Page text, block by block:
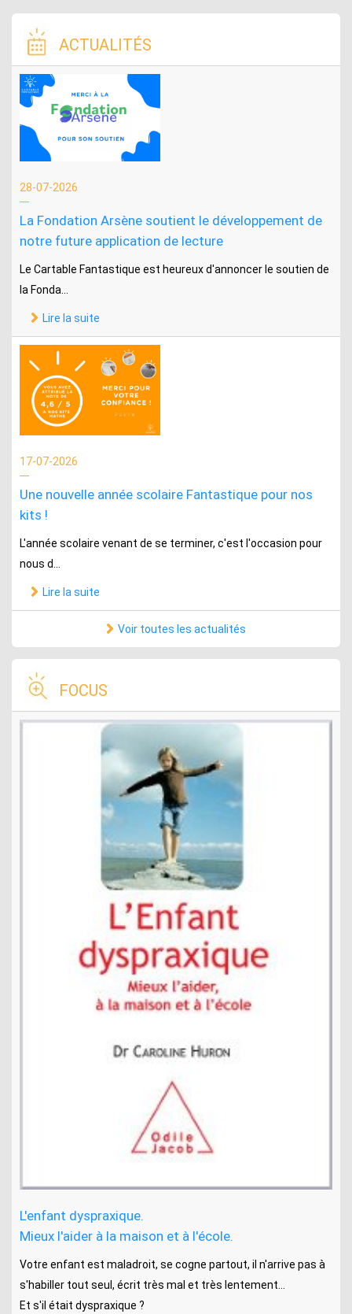
ACTUALITÉS
28-07-2026
La Fondation Arsène soutient le développement de
notre future application de lecture
Le Cartable Fantastique est heureux d'annoncer le soutien de
la Fonda...
Lire la suite
17-07-2026
Une nouvelle année scolaire Fantastique pour nos
kits !
L'année scolaire venant de se terminer, c'est l'occasion pour
nous d...
Lire la suite
Voir toutes les actualités
FOCUS
L'enfant dyspraxique.
Mieux l'aider à la maison et à l'école.
Votre enfant est maladroit, se cogne partout, il n'arrive pas à
s'habiller tout seul, écrit très mal et très lentement...
Et s'il était dyspraxique ?